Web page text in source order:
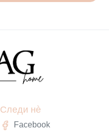
Следи нè
Facebook